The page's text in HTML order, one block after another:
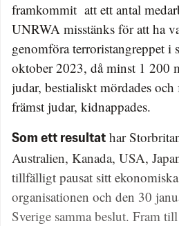
framkommit att ett antal
UNRWA misstänks för att ha
genomföra terroristangreppet i
oktober 2023, då minst 1 200
judar, bestialiskt mördades
främst judar, kidnappades.
Som ett resultat har
Australien, Kanada, USA,
tillfälligt pausat sitt
organisationen och den 30
Sverige samma beslut. Fram